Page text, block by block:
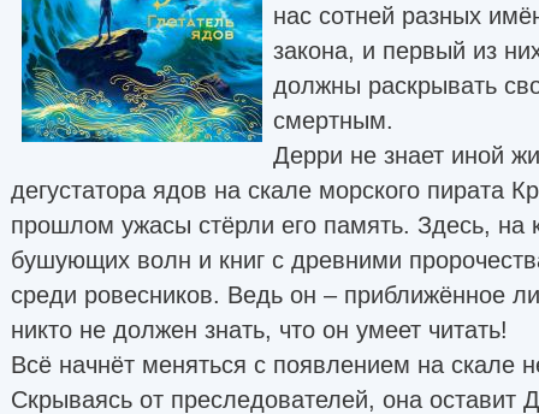
нас сотней разных
закона, и первый из
должны раскрывать
смертным.
Дерри не знает иной
дегустатора ядов на скале морского пирата
прошлом ужасы стёрли его память. Здесь, на
бушующих волн и книг с древними
среди ровесников. Ведь он – приближённое
никто не должен знать, что он умеет читать!
Всё начнёт меняться с появлением на скале
Скрываясь от преследователей, она оставит